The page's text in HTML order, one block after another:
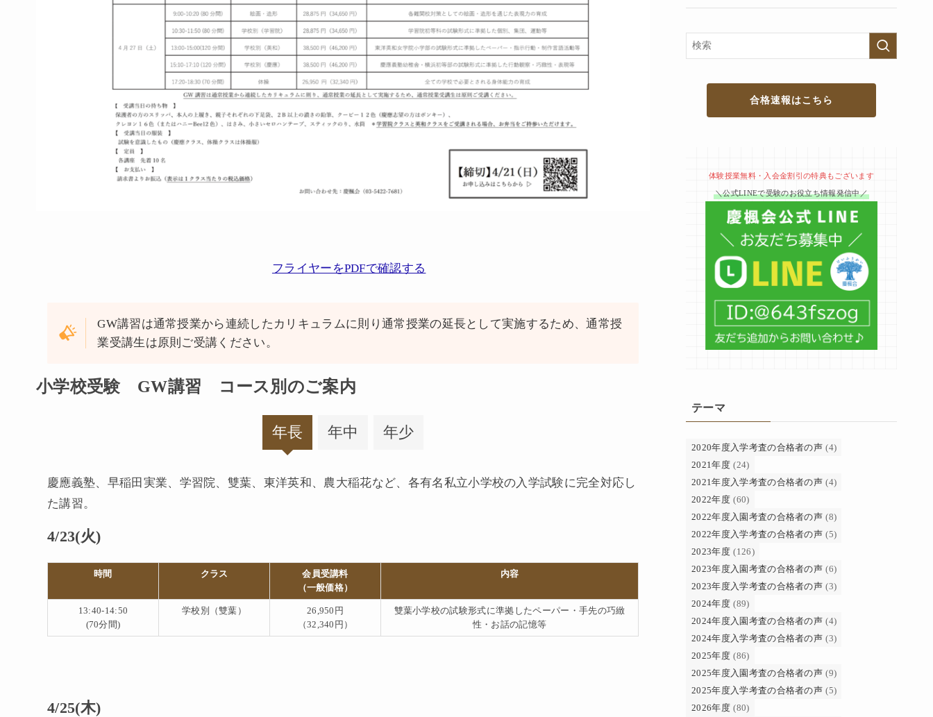
フライヤーをPDFで確認する
GW講習は通常授業から連続したカリキュラムに則り通常授業の延長として実施するため、通常授
業受講生は原則ご受講ください。
小学校受験 GW講習 コース別のご案内
年長 年中 年少
慶應義塾、早稲田実業、学習院、雙葉、東洋英和、農大稲花など、各有名私立小学校の入学試験に完全対応し
た講習。
4/23(火)
時間 クラス
会員受講料
（一般価格）
内容
13:40-14:50
(70分間)
学校別（雙葉）
26,950円
（32,340円）
雙葉小学校の試験形式に準拠したペーパー・手先の巧緻
性・お話の記憶等
4/25(木)
合格速報はこちら
体験授業無料・入会金割引の特典もございます
＼公式LINEで受験のお役立ち情報発信中／
テーマ
2020年度入学考査の合格者の声 (4)
2021年度 (24)
2021年度入学考査の合格者の声 (4)
2022年度 (60)
2022年度入園考査の合格者の声 (8)
2022年度入学考査の合格者の声 (5)
2023年度 (126)
2023年度入園考査の合格者の声 (6)
2023年度入学考査の合格者の声 (3)
2024年度 (89)
2024年度入園考査の合格者の声 (4)
2024年度入学考査の合格者の声 (3)
2025年度 (86)
2025年度入園考査の合格者の声 (9)
2025年度入学考査の合格者の声 (5)
2026年度 (80)